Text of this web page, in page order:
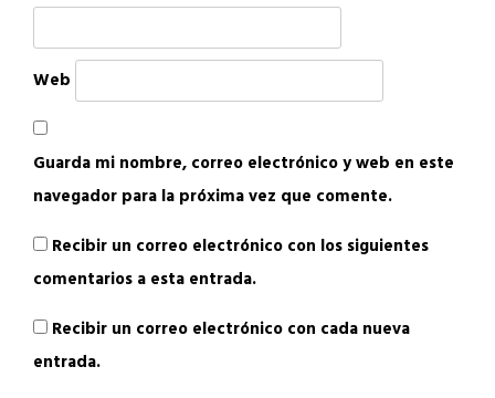
Web
Guarda mi nombre, correo electrónico y web en este
navegador para la próxima vez que comente.
Recibir un correo electrónico con los siguientes
comentarios a esta entrada.
Recibir un correo electrónico con cada nueva
entrada.